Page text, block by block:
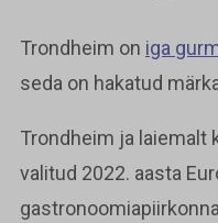
Trondheim on iga
seda on hakatud
Trondheim ja laiemalt
valitud 2022. aasta